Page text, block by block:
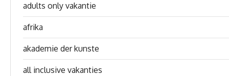
adults only vakantie
afrika
akademie der kunste
all inclusive vakanties